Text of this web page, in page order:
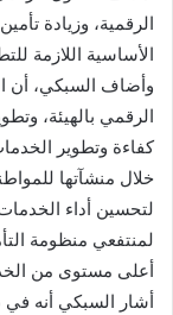
الرقمية، وزيادة
الأساسية اللازمة
وأضاف السبكي، أن
الرقمي بالهيئة،
كفاءة وتطوير
خلال منشآتها
لتحسين أداء
لمنتفعي منظومة
أعلى مستوى من
أشار السبكي أنه